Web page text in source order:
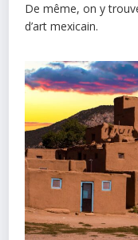
De même, on y
d’art mexicain.